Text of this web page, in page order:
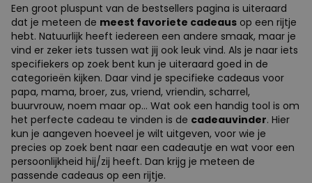
Een groot pluspunt van de bestsellers pagina is uiteraard
dat je meteen de meest favoriete cadeaus op een rijtje
hebt. Natuurlijk heeft iedereen een andere smaak, maar je
vind er zeker iets tussen wat jij ook leuk vind. Als je naar iets
specifiekers op zoek bent kun je uiteraard goed in de
categorieën kijken. Daar vind je specifieke cadeaus voor
papa, mama, broer, zus, vriend, vriendin, scharrel,
buurvrouw, noem maar op... Wat ook een handig tool is om
het perfecte cadeau te vinden is de cadeauvinder. Hier
kun je aangeven hoeveel je wilt uitgeven, voor wie je
precies op zoek bent naar een cadeautje en wat voor een
persoonlijkheid hij/zij heeft. Dan krijg je meteen de
passende cadeaus op een rijtje.